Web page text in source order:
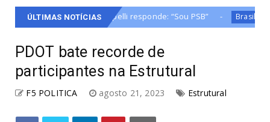
ÚLTIMAS NOTÍCIAS
Cappelli responde: “Sou PSB” Brasilia Celina
PDOT bate recorde de
participantes na Estrutural
F5 POLITICA agosto 21, 2023 Estrutural